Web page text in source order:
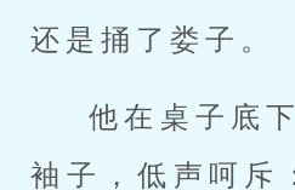
还是捅了娄子。
他在桌子底
袖子，低声呵斥